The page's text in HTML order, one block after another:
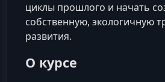
циклы прошлого и начать
собственную, экологичную
развития.
О курсе